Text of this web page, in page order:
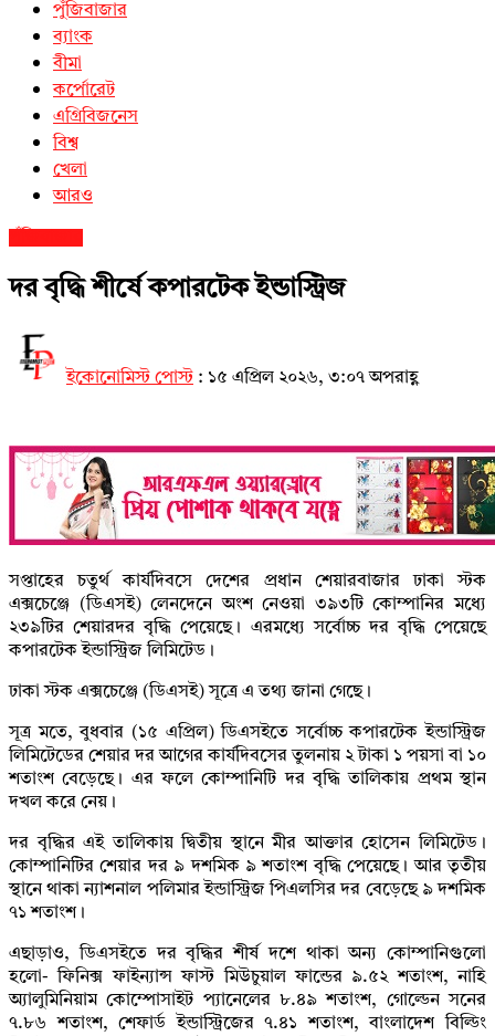
পুঁজিবাজার
ব্যাংক
বীমা
কর্পোরেট
এগ্রিবিজনেস
বিশ্ব
খেলা
আরও
দর বৃদ্ধি শীর্ষে কপারটেক ইন্ডাস্ট্রিজ
ইকোনোমিস্ট পোস্ট : ১৫ এপ্রিল ২০২৬, ৩:০৭ অপরাহ্ণ
সপ্তাহের চতুর্থ কার্যদিবসে দেশের প্রধান শেয়ারবাজার ঢাকা স্টক
এক্সচেঞ্জে (ডিএসই) লেনদেনে অংশ নেওয়া ৩৯৩টি কোম্পানির মধ্যে
২৩৯টির শেয়ারদর বৃদ্ধি পেয়েছে। এরমধ্যে সর্বোচ্চ দর বৃদ্ধি পেয়েছে
কপারটেক ইন্ডাস্ট্রিজ লিমিটেড।
ঢাকা স্টক এক্সচেঞ্জে (ডিএসই) সূত্রে এ তথ্য জানা গেছে।
সূত্র মতে, বুধবার (১৫ এপ্রিল) ডিএসইতে সর্বোচ্চ কপারটেক ইন্ডাস্ট্রিজ
লিমিটেডের শেয়ার দর আগের কার্যদিবসের তুলনায় ২ টাকা ১ পয়সা বা ১০
শতাংশ বেড়েছে। এর ফলে কোম্পানিটি দর বৃদ্ধি তালিকায় প্রথম স্থান
দখল করে নেয়।
দর বৃদ্ধির এই তালিকায় দ্বিতীয় স্থানে মীর আক্তার হোসেন লিমিটেড।
কোম্পানিটির শেয়ার দর ৯ দশমিক ৯ শতাংশ বৃদ্ধি পেয়েছে। আর তৃতীয়
স্থানে থাকা ন্যাশনাল পলিমার ইন্ডাস্ট্রিজ পিএলসির দর বেড়েছে ৯ দশমিক
৭১ শতাংশ।
এছাড়াও, ডিএসইতে দর বৃদ্ধির শীর্ষ দশে থাকা অন্য কোম্পানিগুলো
হলো- ফিনিক্স ফাইন্যান্স ফাস্ট মিউচুয়াল ফান্ডের ৯.৫২ শতাংশ, নাহি
অ্যালুমিনিয়াম কোম্পোসাইট প্যানেলের ৮.৪৯ শতাংশ, গোল্ডেন সনের
৭.৮৬ শতাংশ, শেফার্ড ইন্ডাস্ট্রিজের ৭.৪১ শতাংশ, বাংলাদেশ বিল্ডিং